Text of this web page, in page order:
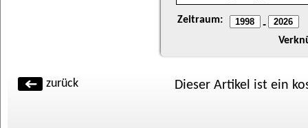
Zeitraum: -
zurück Dieser Artikel ist ein